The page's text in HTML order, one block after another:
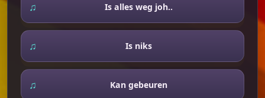
Is alles weg joh..
Is niks
Kan gebeuren